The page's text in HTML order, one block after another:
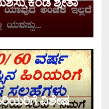
ವಿಶೇಷ